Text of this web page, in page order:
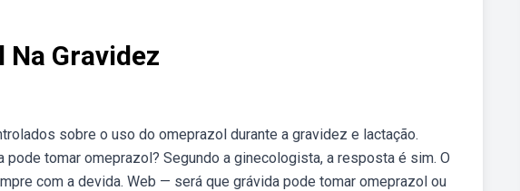
Gravidez
sobre o uso do omeprazol durante a gravidez e lactação.
tomar omeprazol? Segundo a ginecologista, a resposta é sim. O
com a devida. Web — será que grávida pode tomar omeprazol ou